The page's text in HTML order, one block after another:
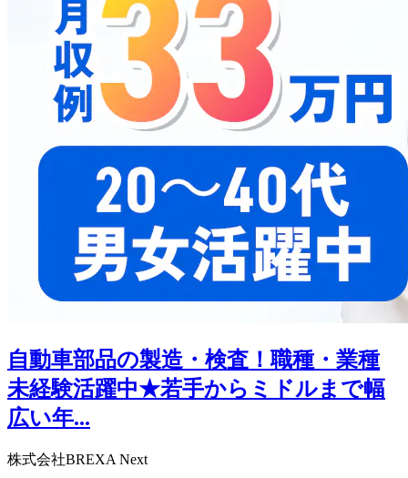
自動車部品の製造・検査！職種・業種
未経験活躍中★若手からミドルまで幅
広い年...
株式会社BREXA Next